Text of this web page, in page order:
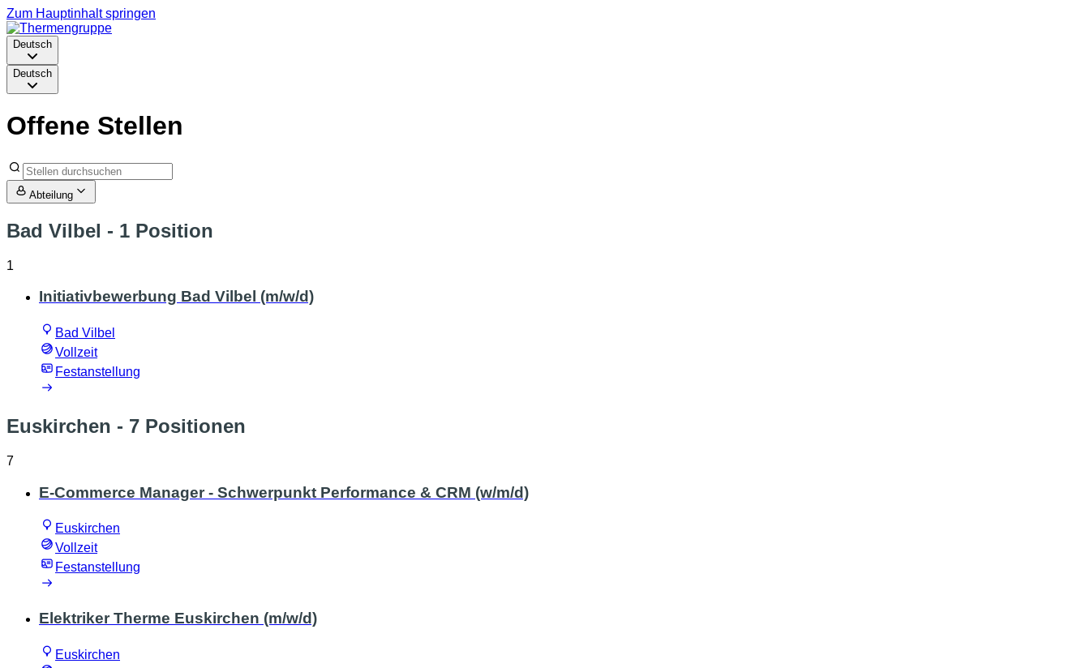
Zum Hauptinhalt springen
Deutsch
Deutsch
Offene Stellen
Abteilung
Bad Vilbel - 1 Position
1
Initiativbewerbung Bad Vilbel (m/w/d)
Bad Vilbel
Vollzeit
Festanstellung
Euskirchen - 7 Positionen
7
E-Commerce Manager - Schwerpunkt Performance & CRM (w/m/d)
Euskirchen
Vollzeit
Festanstellung
Elektriker Therme Euskirchen (m/w/d)
Euskirchen